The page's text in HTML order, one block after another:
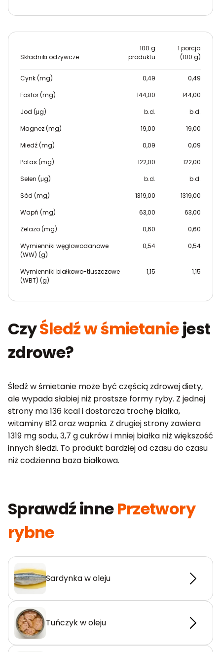
Składniki odżywcze
100 g
produktu
1 porcja
(100 g)
Cynk (mg) 0,49
0,49
Fosfor (mg)
144,00
144,00
Jod (μg)
b.d.
b.d.
Magnez (mg)
19,00
19,00
Miedź (mg)
0,09
0,09
Potas (mg)
122,00
122,00
Selen (μg)
b.d.
b.d.
Sód (mg)
1319,00
1319,00
Wapń (mg)
63,00
63,00
Żelazo (mg)
0,60
0,60
Wymienniki węglowodanowe
(WW) (g)
0,54 0,54
Wymienniki białkowo-tłuszczowe
(WBT) (g)
1,15 1,15
CzyŚledź w śmietaniejest
zdrowe?
Śledź w śmietanie może być częścią zdrowej diety,
ale wypada słabiej niż prostsze formy ryby. Z jednej
strony ma 136 kcal i dostarcza trochę białka,
witaminy B12 oraz wapnia. Z drugiej strony zawiera
1319 mg sodu, 3,7 g cukrów i mniej białka niż większość
innych śledzi. To produkt bardziej od czasu do czasu
niż codzienna baza białkowa.
Sprawdź innePrzetwory
rybne
Sardynka w oleju
Tuńczyk w oleju